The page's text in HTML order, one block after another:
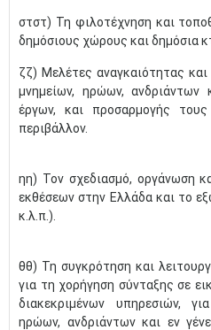
στστ) Τη φιλοτέχνηση και
δημόσιους χώρους και δημόσια
ζζ) Μελέτες αναγκαιότητας
μνημείων, ηρώων, ανδριάντων
έργων, και προσαρμογής
περιβάλλον.
ηη) Τον σχεδιασμό, οργάνωση
εκθέσεων στην Ελλάδα και το
κ.λ.π.).
θθ) Τη συγκρότηση και
για τη χορήγηση σύνταξης σε
διακεκριμένων υπηρεσιών,
ηρώων, ανδριάντων και εν